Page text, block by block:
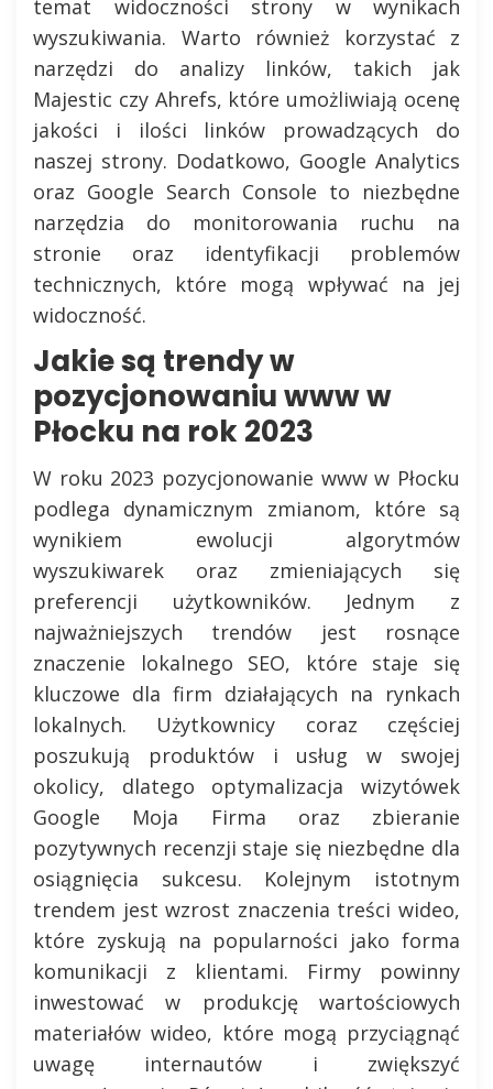
temat widoczności strony w wynikach
wyszukiwania. Warto również korzystać z
narzędzi do analizy linków, takich jak
Majestic czy Ahrefs, które umożliwiają ocenę
jakości i ilości linków prowadzących do
naszej strony. Dodatkowo, Google Analytics
oraz Google Search Console to niezbędne
narzędzia do monitorowania ruchu na
stronie oraz identyfikacji problemów
technicznych, które mogą wpływać na jej
widoczność.
Jakie są trendy w
pozycjonowaniu www w
Płocku na rok 2023
W roku 2023 pozycjonowanie www w Płocku
podlega dynamicznym zmianom, które są
wynikiem ewolucji algorytmów
wyszukiwarek oraz zmieniających się
preferencji użytkowników. Jednym z
najważniejszych trendów jest rosnące
znaczenie lokalnego SEO, które staje się
kluczowe dla firm działających na rynkach
lokalnych. Użytkownicy coraz częściej
poszukują produktów i usług w swojej
okolicy, dlatego optymalizacja wizytówek
Google Moja Firma oraz zbieranie
pozytywnych recenzji staje się niezbędne dla
osiągnięcia sukcesu. Kolejnym istotnym
trendem jest wzrost znaczenia treści wideo,
które zyskują na popularności jako forma
komunikacji z klientami. Firmy powinny
inwestować w produkcję wartościowych
materiałów wideo, które mogą przyciągnąć
uwagę internautów i zwiększyć